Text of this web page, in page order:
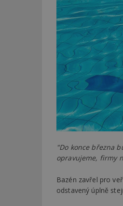
"Do konce března
opravujeme, firmy
Bazén zavřel pro
odstavený úplně